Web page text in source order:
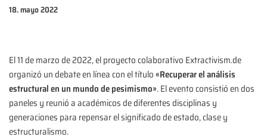
18. mayo 2022
El 11 de marzo de 2022, el proyecto colaborativo Extractivism.de
organizó un debate en línea con el título«Recuperar el análisis
estructural en un mundo de pesimismo». El evento consistió en dos
paneles y reunió a académicos de diferentes disciplinas y
generaciones para repensar el significado de estado, clase y
estructuralismo.